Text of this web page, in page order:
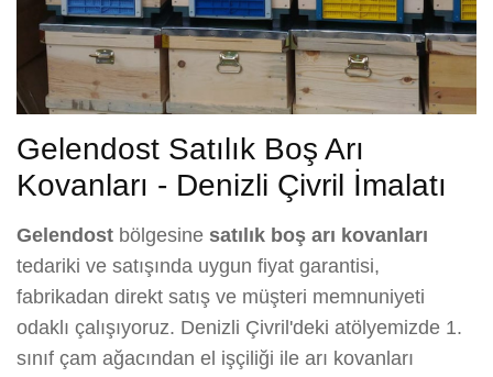
Gelendost Satılık Boş Arı
Kovanları - Denizli Çivril İmalatı
Gelendost bölgesine satılık boş arı kovanları
tedariki ve satışında uygun fiyat garantisi,
fabrikadan direkt satış ve müşteri memnuniyeti
odaklı çalışıyoruz. Denizli Çivril'deki atölyemizde 1.
sınıf çam ağacından el işçiliği ile arı kovanları